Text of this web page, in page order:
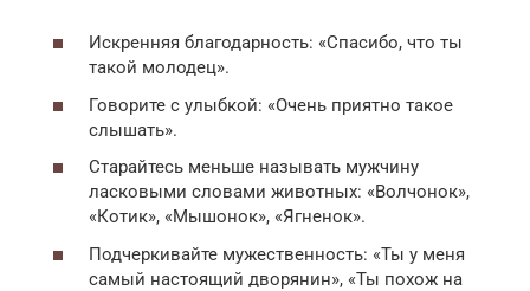
Искренняя благодарность: «Спасибо, что ты
такой молодец».
Говорите с улыбкой: «Очень приятно такое
слышать».
Старайтесь меньше называть мужчину
ласковыми словами животных: «Волчонок»,
«Котик», «Мышонок», «Ягненок».
Подчеркивайте мужественность: «Ты у меня
самый настоящий дворянин», «Ты похож на